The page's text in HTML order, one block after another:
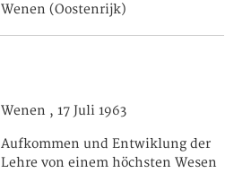
Wenen (Oostenrijk)
Wenen , 17 Juli 1963
Aufkommen und Entwiklung der
Lehre von einem höchsten Wesen